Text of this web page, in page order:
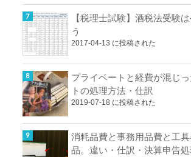
【税理士試験】酒税法受験
う
2017-04-13 に投稿された
プライベートと経費が混じ
トの処理方法・仕訳
2019-07-18 に投稿された
消耗品費と事務用品費と工
品。違い・仕訳・決算申告